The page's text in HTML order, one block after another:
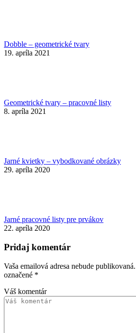
Dobble – geometrické tvary
19. apríla 2021
Geometrické tvary – pracovné listy
8. apríla 2021
Jarné kvietky – vybodkované obrázky
29. apríla 2020
Jarné pracovné listy pre prvákov
22. apríla 2020
Pridaj komentár
Vaša emailová adresa nebude
označené *
Váš komentár